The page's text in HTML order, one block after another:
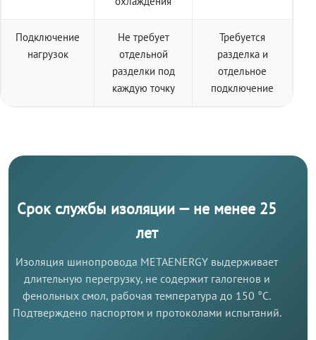
Подключение
нагрузок
Не требует
отдельной
разделки под
каждую точку
Требуется
разделка и
отдельное
подключение
Срок службы изоляции — не менее 25
лет
Изоляция шинопровода METAENERGY выдерживает
длительную перегрузку, не содержит галогенов и
фенольных смол, рабочая температура до 150 °C.
Подтверждено паспортом и протоколами испытаний.